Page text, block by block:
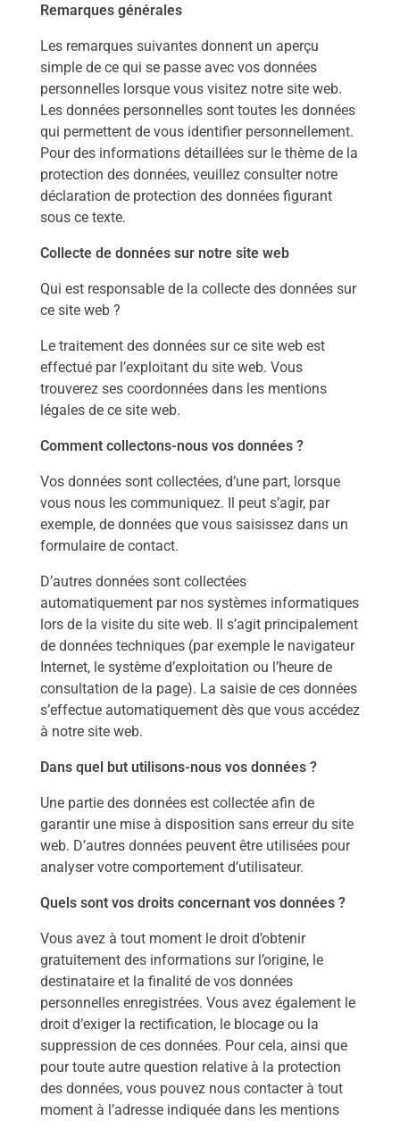
Remarques générales
Les remarques suivantes donnent un aperçu
simple de ce qui se passe avec vos données
personnelles lorsque vous visitez notre site web.
Les données personnelles sont toutes les données
qui permettent de vous identifier personnellement.
Pour des informations détaillées sur le thème de la
protection des données, veuillez consulter notre
déclaration de protection des données figurant
sous ce texte.
Collecte de données sur notre site web
Qui est responsable de la collecte des données sur
ce site web ?
Le traitement des données sur ce site web est
effectué par l’exploitant du site web. Vous
trouverez ses coordonnées dans les mentions
légales de ce site web.
Comment collectons-nous vos données ?
Vos données sont collectées, d’une part, lorsque
vous nous les communiquez. Il peut s’agir, par
exemple, de données que vous saisissez dans un
formulaire de contact.
D’autres données sont collectées
automatiquement par nos systèmes informatiques
lors de la visite du site web. Il s’agit principalement
de données techniques (par exemple le navigateur
Internet, le système d’exploitation ou l’heure de
consultation de la page). La saisie de ces données
s’effectue automatiquement dès que vous accédez
à notre site web.
Dans quel but utilisons-nous vos données ?
Une partie des données est collectée afin de
garantir une mise à disposition sans erreur du site
web. D’autres données peuvent être utilisées pour
analyser votre comportement d’utilisateur.
Quels sont vos droits concernant vos données ?
Vous avez à tout moment le droit d’obtenir
gratuitement des informations sur l’origine, le
destinataire et la finalité de vos données
personnelles enregistrées. Vous avez également le
droit d’exiger la rectification, le blocage ou la
suppression de ces données. Pour cela, ainsi que
pour toute autre question relative à la protection
des données, vous pouvez nous contacter à tout
moment à l’adresse indiquée dans les mentions